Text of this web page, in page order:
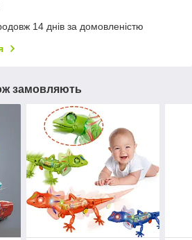
14 днів за домовленістю
замовляють